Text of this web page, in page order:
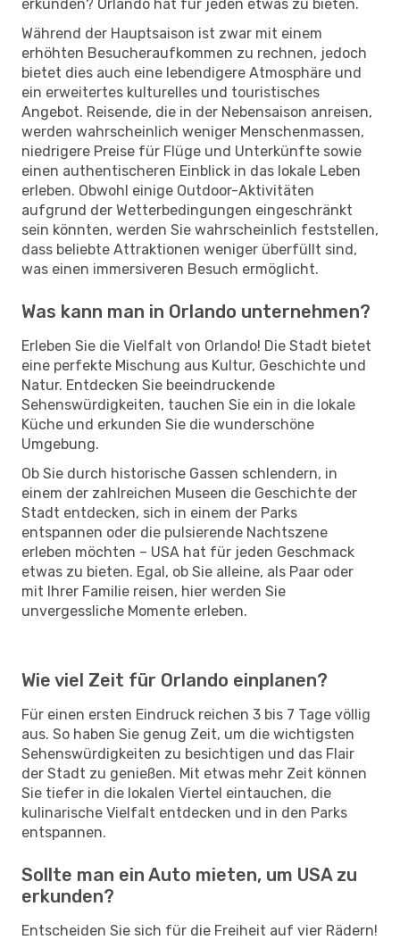
erkunden? Orlando hat für jeden etwas zu bieten.
Während der Hauptsaison ist zwar mit einem
erhöhten Besucheraufkommen zu rechnen, jedoch
bietet dies auch eine lebendigere Atmosphäre und
ein erweitertes kulturelles und touristisches
Angebot. Reisende, die in der Nebensaison anreisen,
werden wahrscheinlich weniger Menschenmassen,
niedrigere Preise für Flüge und Unterkünfte sowie
einen authentischeren Einblick in das lokale Leben
erleben. Obwohl einige Outdoor-Aktivitäten
aufgrund der Wetterbedingungen eingeschränkt
sein könnten, werden Sie wahrscheinlich feststellen,
dass beliebte Attraktionen weniger überfüllt sind,
was einen immersiveren Besuch ermöglicht.
Was kann man in Orlando unternehmen?
Erleben Sie die Vielfalt von Orlando! Die Stadt bietet
eine perfekte Mischung aus Kultur, Geschichte und
Natur. Entdecken Sie beeindruckende
Sehenswürdigkeiten, tauchen Sie ein in die lokale
Küche und erkunden Sie die wunderschöne
Umgebung.
Ob Sie durch historische Gassen schlendern, in
einem der zahlreichen Museen die Geschichte der
Stadt entdecken, sich in einem der Parks
entspannen oder die pulsierende Nachtszene
erleben möchten – USA hat für jeden Geschmack
etwas zu bieten. Egal, ob Sie alleine, als Paar oder
mit Ihrer Familie reisen, hier werden Sie
unvergessliche Momente erleben.
Wie viel Zeit für Orlando einplanen?
Für einen ersten Eindruck reichen 3 bis 7 Tage völlig
aus. So haben Sie genug Zeit, um die wichtigsten
Sehenswürdigkeiten zu besichtigen und das Flair
der Stadt zu genießen. Mit etwas mehr Zeit können
Sie tiefer in die lokalen Viertel eintauchen, die
kulinarische Vielfalt entdecken und in den Parks
entspannen.
Sollte man ein Auto mieten, um USA zu
erkunden?
Entscheiden Sie sich für die Freiheit auf vier Rädern!